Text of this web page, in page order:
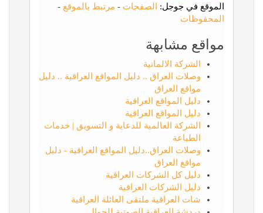
الموقع في جوجل: الصفحات - مرتبط بالموقع -
المحفوظات
مواقع مشابهة
الشركة الالمانية
وصلات العراق .. دليل المواقع العراقية .. دليل
مواقع العراق
دليل المواقع العراقية
دليل المواقع العراقية
الشركة العالمية للدعاية و التسويق | خدمات
الطباعة
وصلات العراق..دليل المواقع العراقية - دليل
مواقع العراق
دليل كل الشركات العراقية
دليل الشركات العراقية
شات العراقية ملتقى العائلة العراقية